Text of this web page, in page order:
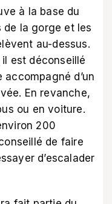
à la base du
de la gorge et les
au-dessus.
est déconseillé
d’un
En revanche,
ou en voiture.
200
de faire
d’escalader